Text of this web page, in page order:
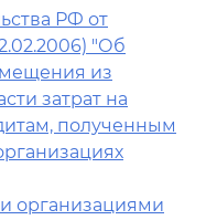
РФ от
"Об
из
затрат на
полученным
организациями